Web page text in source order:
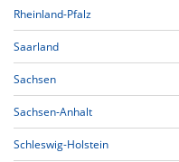
Rheinland-Pfalz
Saarland
Sachsen
Sachsen-Anhalt
Schleswig-Holstein